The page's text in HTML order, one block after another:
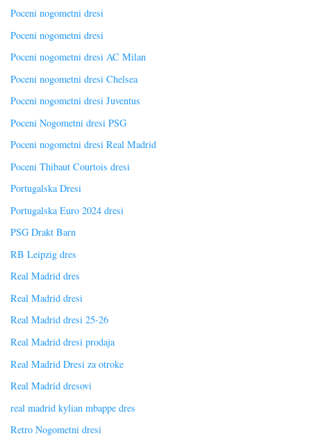
Poceni nogometni dresi
Poceni nogometni dresi
Poceni nogometni dresi AC Milan
Poceni nogometni dresi Chelsea
Poceni nogometni dresi Juventus
Poceni Nogometni dresi PSG
Poceni nogometni dresi Real Madrid
Poceni Thibaut Courtois dresi
Portugalska Dresi
Portugalska Euro 2024 dresi
PSG Drakt Barn
RB Leipzig dres
Real Madrid dres
Real Madrid dresi
Real Madrid dresi 25-26
Real Madrid dresi prodaja
Real Madrid Dresi za otroke
Real Madrid dresovi
real madrid kylian mbappe dres
Retro Nogometni dresi